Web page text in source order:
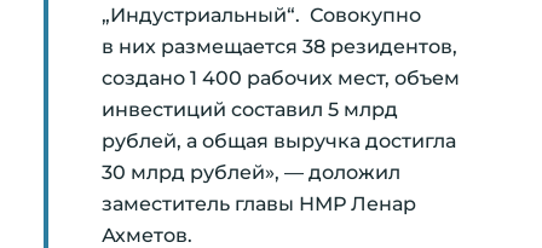
„Индустриальный“. Совокупно
в них размещается 38 резидентов,
создано 1 400 рабочих мест, объем
инвестиций составил 5 млрд
рублей, а общая выручка достигла
30 млрд рублей», — доложил
заместитель главы НМР Ленар
Ахметов.